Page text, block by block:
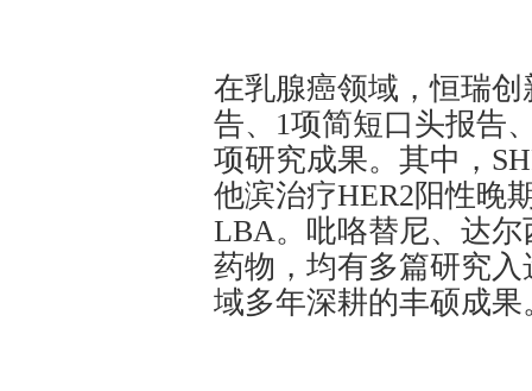
在乳腺癌领域，恒瑞
告、1项简短口头报告
项研究成果。其中，
他滨治疗HER2阳性晚
LBA。吡咯替尼、达
药物，均有多篇研究
域多年深耕的丰硕成果